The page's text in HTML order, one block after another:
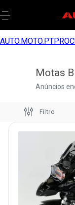
AUTO.MOTO.PT
Motas
Anúncios
Filtro